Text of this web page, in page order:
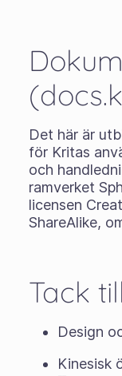
Det här är
för Kritas
och
ramverket
licensen
ShareAlike,
Tack till
Design
Kinesisk